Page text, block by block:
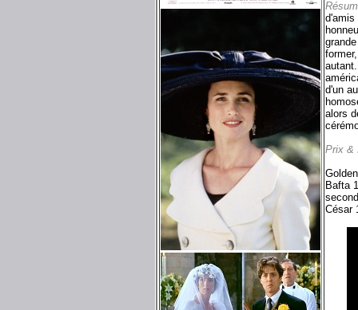
d'amis
d'un
alors
Prix &
Bafta
César